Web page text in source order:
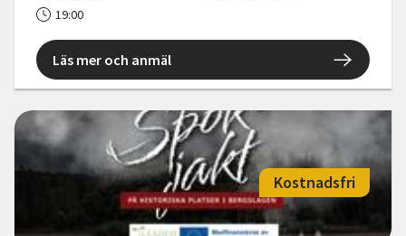
19:00
Läs mer och anmäl
Kostnadsfri